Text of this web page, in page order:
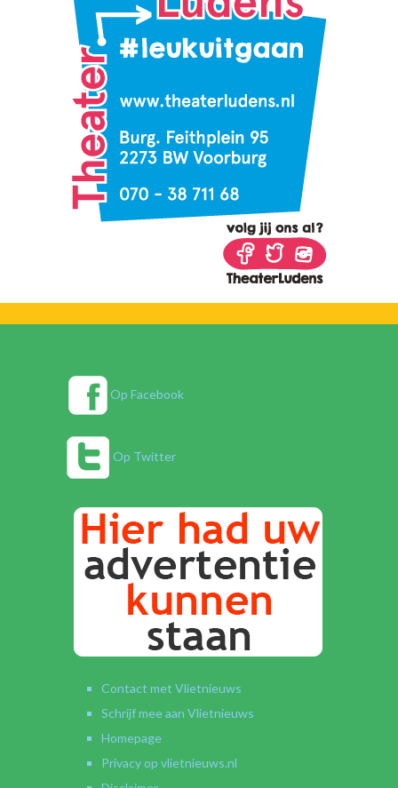
Op Facebook
Op Twitter
Contact met Vlietnieuws
Schrijf mee aan Vlietnieuws
Homepage
Privacy op vlietnieuws.nl